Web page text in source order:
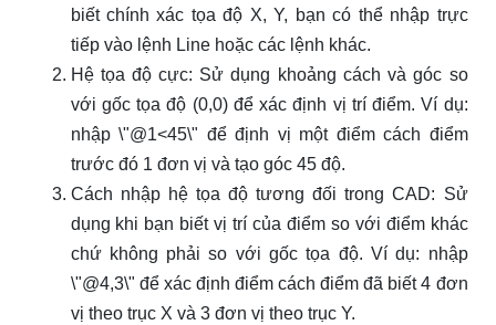
biết chính xác tọa độ X, Y, bạn có thể nhập trực
tiếp vào lệnh Line hoặc các lệnh khác.
Hệ tọa độ cực: Sử dụng khoảng cách và góc so
với gốc tọa độ (0,0) để xác định vị trí điểm. Ví dụ:
nhập \"@1<45\" để định vị một điểm cách điểm
trước đó 1 đơn vị và tạo góc 45 độ.
Cách nhập hệ tọa độ tương đối trong CAD: Sử
dụng khi bạn biết vị trí của điểm so với điểm khác
chứ không phải so với gốc tọa độ. Ví dụ: nhập
\"@4,3\" để xác định điểm cách điểm đã biết 4 đơn
vị theo trục X và 3 đơn vị theo trục Y.